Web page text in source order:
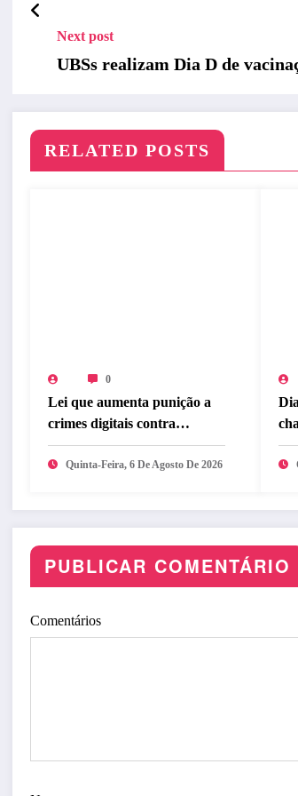
Next post
UBSs realizam Dia D de
RELATED POSTS
0
Lei que aumenta punição a
crimes digitais contra
crianças é sancionada
Quinta-Feira, 6 De Agosto De 2026
PUBLICAR COMENTÁRIO
Comentários